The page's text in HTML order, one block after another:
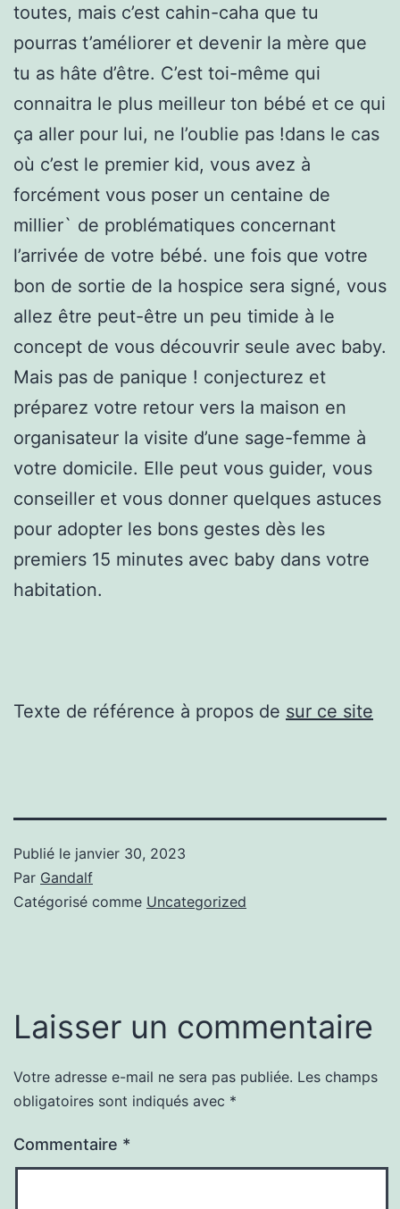
toutes, mais c’est cahin-caha que tu
pourras t’améliorer et devenir la mère que
tu as hâte d’être. C’est toi-même qui
connaitra le plus meilleur ton bébé et ce qui
ça aller pour lui, ne l’oublie pas !dans le cas
où c’est le premier kid, vous avez à
forcément vous poser un centaine de
millier` de problématiques concernant
l’arrivée de votre bébé. une fois que votre
bon de sortie de la hospice sera signé, vous
allez être peut-être un peu timide à le
concept de vous découvrir seule avec baby.
Mais pas de panique ! conjecturez et
préparez votre retour vers la maison en
organisateur la visite d’une sage-femme à
votre domicile. Elle peut vous guider, vous
conseiller et vous donner quelques astuces
pour adopter les bons gestes dès les
premiers 15 minutes avec baby dans votre
habitation.
Texte de référence à propos de sur ce site
Publié le janvier 30, 2023
Par Gandalf
Catégorisé comme Uncategorized
Laisser un commentaire
Votre adresse e-mail ne sera pas publiée. Les champs
obligatoires sont indiqués avec *
Commentaire *